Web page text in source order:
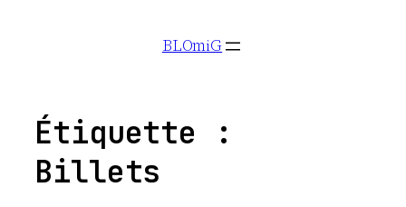
BLOmiG
Étiquette :
Billets